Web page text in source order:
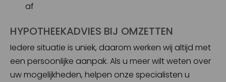
af
HYPOTHEEKADVIES BIJ OMZETTEN
Iedere situatie is uniek, daarom werken wij altijd met
een persoonlijke aanpak. Als u meer wilt weten over
uw mogelijkheden, helpen onze specialisten u